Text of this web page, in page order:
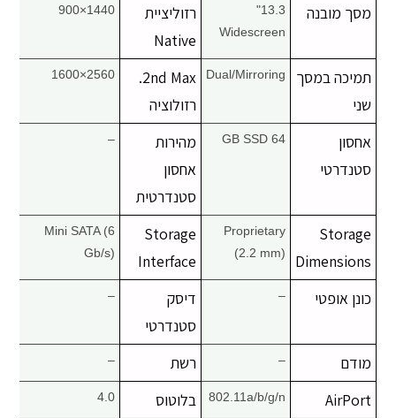
מסך מובנה
13.3"
Widescreen
רזוליציית
Native
1440×900
תמיכה במסך
שני
Dual/Mirroring
2nd Max.
רזולוציה
2560×1600
אחסון
סטנדרטי
64 GB SSD
מהירות
אחסון
סטנדרטית
–
Storage
Dimensions
Proprietary
(2.2 mm)
Storage
Interface
Mini SATA (6
Gb/s)
כונן אופטי –
דיסק
סטנדרטי
–
מודם – רשת –
AirPort
802.11a/b/g/n בלוטוס 4.0